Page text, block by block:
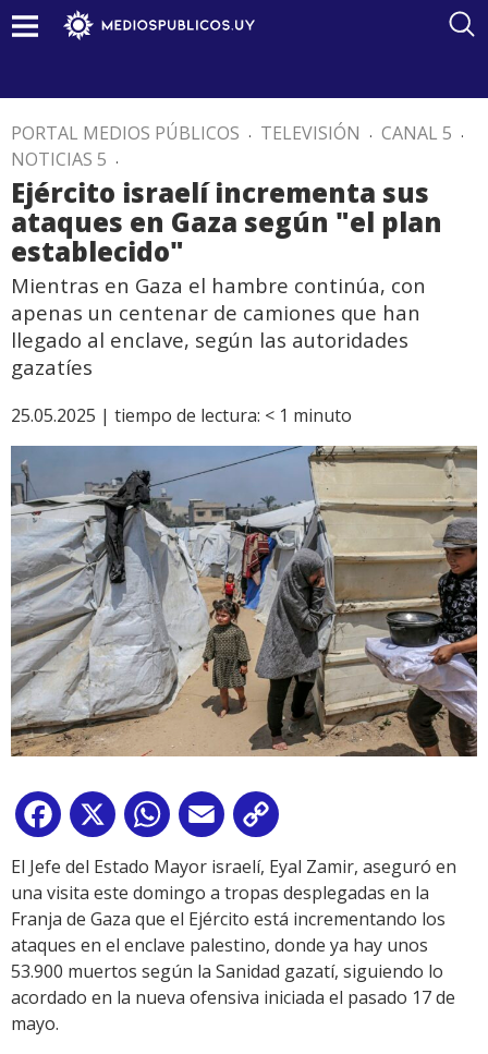
PORTAL MEDIOS PÚBLICOS . TELEVISIÓN . CANAL 5 .
NOTICIAS 5 .
Ejército israelí incrementa sus
ataques en Gaza según "el plan
establecido"
Mientras en Gaza el hambre continúa, con
apenas un centenar de camiones que han
llegado al enclave, según las autoridades
gazatíes
25.05.2025 | tiempo de lectura: < 1 minuto
Facebook
X WhatsApp
Email
Link
El Jefe del Estado Mayor israelí, Eyal Zamir, aseguró en
una visita este domingo a tropas desplegadas en la
Franja de Gaza que el Ejército está incrementando los
ataques en el enclave palestino, donde ya hay unos
53.900 muertos según la Sanidad gazatí, siguiendo lo
acordado en la nueva ofensiva iniciada el pasado 17 de
mayo.